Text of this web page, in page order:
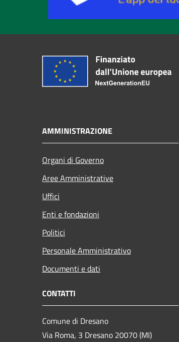
AMMINISTRAZIONE
Organi di Governo
Aree Amministrative
Uffici
Enti e fondazioni
Politici
Personale Amministrativo
Documenti e dati
CONTATTI
Comune di Dresano
Via Roma, 3 Dresano 20070 (MI)